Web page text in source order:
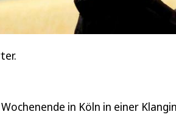
in Köln in einer